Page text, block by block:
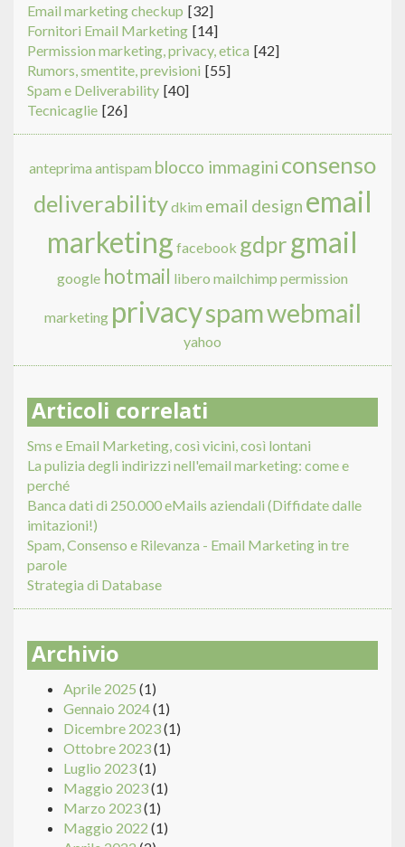
Email marketing checkup [32]
Fornitori Email Marketing [14]
Permission marketing, privacy, etica [42]
Rumors, smentite, previsioni [55]
Spam e Deliverability [40]
Tecnicaglie [26]
anteprima antispam blocco immagini consenso
deliverabilitydkim email design email
marketing facebook gdpr gmail
google hotmail libero mailchimp permission
marketing privacyspamwebmail
yahoo
Articoli correlati
Sms e Email Marketing, così vicini, così lontani
La pulizia degli indirizzi nell'email marketing: come e
perché
Banca dati di 250.000 eMails aziendali (Diffidate dalle
imitazioni!)
Spam, Consenso e Rilevanza - Email Marketing in tre
parole
Strategia di Database
Archivio
Aprile 2025 (1)
Gennaio 2024(1)
Dicembre 2023(1)
Ottobre 2023(1)
Luglio 2023(1)
Maggio 2023(1)
Marzo 2023(1)
Maggio 2022 (1)